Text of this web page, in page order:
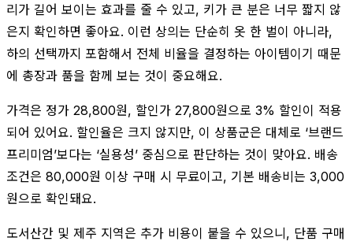
리가 길어 보이는 효과를 줄 수 있고, 키가 큰 분은 너무 짧지 않
은지 확인하면 좋아요. 이런 상의는 단순히 옷 한 벌이 아니라,
하의 선택까지 포함해서 전체 비율을 결정하는 아이템이기 때문
에 총장과 품을 함께 보는 것이 중요해요.
가격은 정가 28,800원, 할인가 27,800원으로 3% 할인이 적용
되어 있어요. 할인율은 크지 않지만, 이 상품군은 대체로 ‘브랜드
프리미엄’보다는 ‘실용성’ 중심으로 판단하는 것이 맞아요. 배송
조건은 80,000원 이상 구매 시 무료이고, 기본 배송비는 3,000
원으로 확인돼요.
도서산간 및 제주 지역은 추가 비용이 붙을 수 있으니, 단품 구매